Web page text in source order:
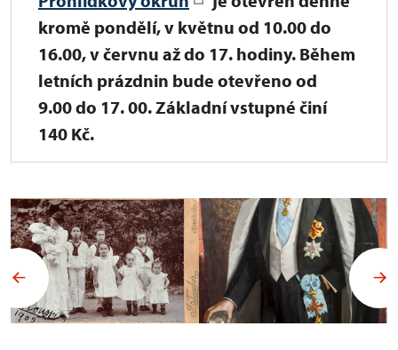
kromě pondělí, v květnu od 10.00 do
16.00, v červnu až do 17. hodiny. Během
letních prázdnin bude otevřeno od
9.00 do 17. 00. Základní vstupné činí
140 Kč.